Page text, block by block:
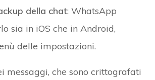
della chat: WhatsApp
sia in iOS che in Android,
delle impostazioni.
messaggi, che sono crittografati